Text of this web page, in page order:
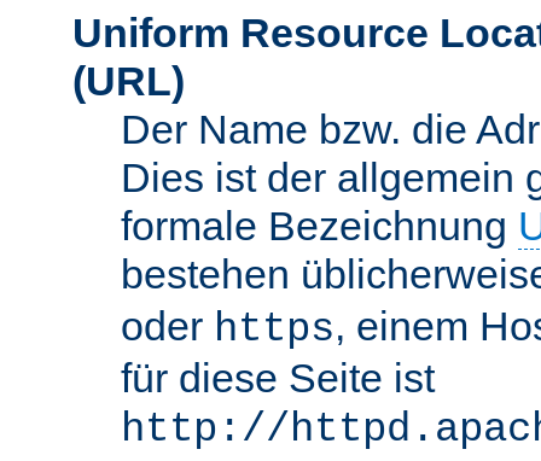
Uniform Resource
(URL)
Der Name bzw. die
Dies ist der allgemein
formale Bezeichnung
bestehen
oder https, einem
für diese Seite ist
http://